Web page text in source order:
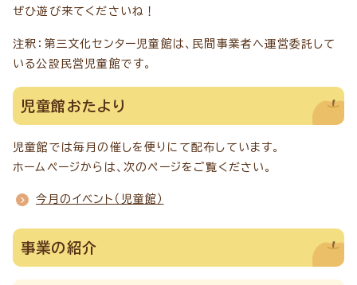
ぜひ遊び来てくださいね！
注釈：第三文化センター児童館は、民間事業者へ運営委託して
いる公設民営児童館です。
児童館おたより
児童館では毎月の催しを便りにて配布しています。
ホームページからは、次のページをご覧ください。
今月のイベント（児童館）
事業の紹介